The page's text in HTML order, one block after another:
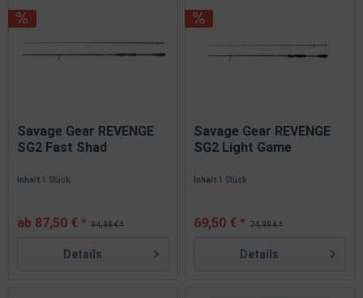
Savage Gear REVENGE
SG2 Fast Shad
Inhalt1 Stück
94,99 € *
ab 87,50 € *
Details
Savage Gear REVENGE
SG2 Light Game
Inhalt1 Stück
74,99 € *
69,50 € *
Details